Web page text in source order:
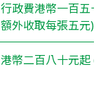
行政費港幣一百五
額外收取每張五元)
港幣二百八十元起